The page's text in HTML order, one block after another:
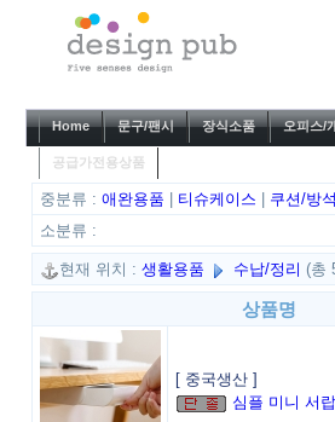
Home 문구/팬시 장식소품 오피스/
공급가전용상품
중분류 :애완용품 티슈케이스 쿠션/방석
소분류 :
현재 위치 :생활용품 수납/정리(총
상품명
[ 중국생산 ]
심플 미니 서랍